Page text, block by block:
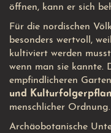
öffnen, kann er sich
Für die nordischen
besonders wertvoll,
kultiviert werden
wenn man sie kannte.
empfindlicheren
und
menschlicher Ordnung.
Archäobotanische